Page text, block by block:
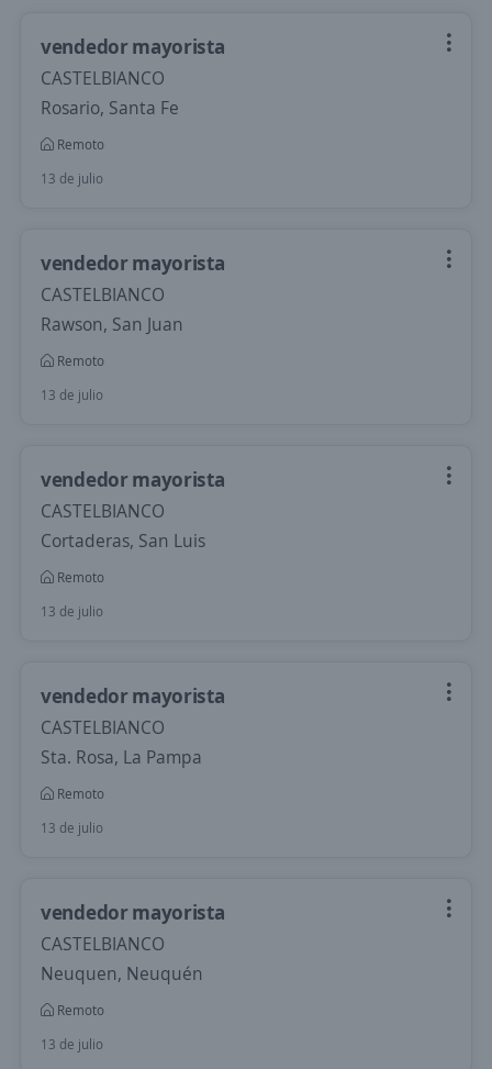
vendedor mayorista
CASTELBIANCO
Rosario, Santa Fe
Remoto
13 de julio
vendedor mayorista
CASTELBIANCO
Rawson, San Juan
Remoto
13 de julio
vendedor mayorista
CASTELBIANCO
Cortaderas, San Luis
Remoto
13 de julio
vendedor mayorista
CASTELBIANCO
Sta. Rosa, La Pampa
Remoto
13 de julio
vendedor mayorista
CASTELBIANCO
Neuquen, Neuquén
Remoto
13 de julio